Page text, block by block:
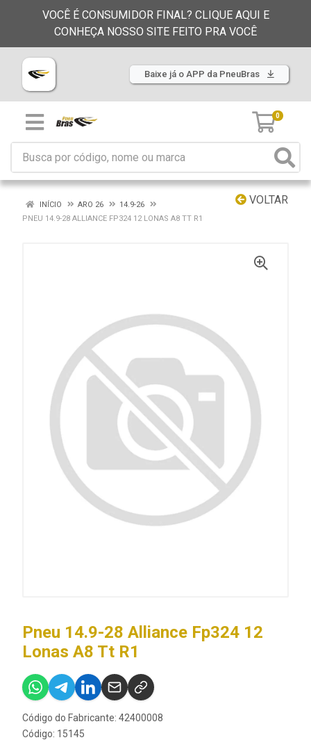
VOCÊ É CONSUMIDOR FINAL? CLIQUE AQUI E
CONHEÇA NOSSO SITE FEITO PRA VOCÊ
Baixe já o APP da PneuBras
0
VOLTAR
INÍCIO ARO 26
14.9-26
PNEU 14.9-28 ALLIANCE FP324 12 LONAS A8 TT R1
Pneu 14.9-28 Alliance Fp324 12
Lonas A8 Tt R1
Código do Fabricante: 42400008
Código: 15145